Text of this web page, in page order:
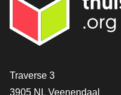
Contact
Traverse 3
3905 NL Veenendaal